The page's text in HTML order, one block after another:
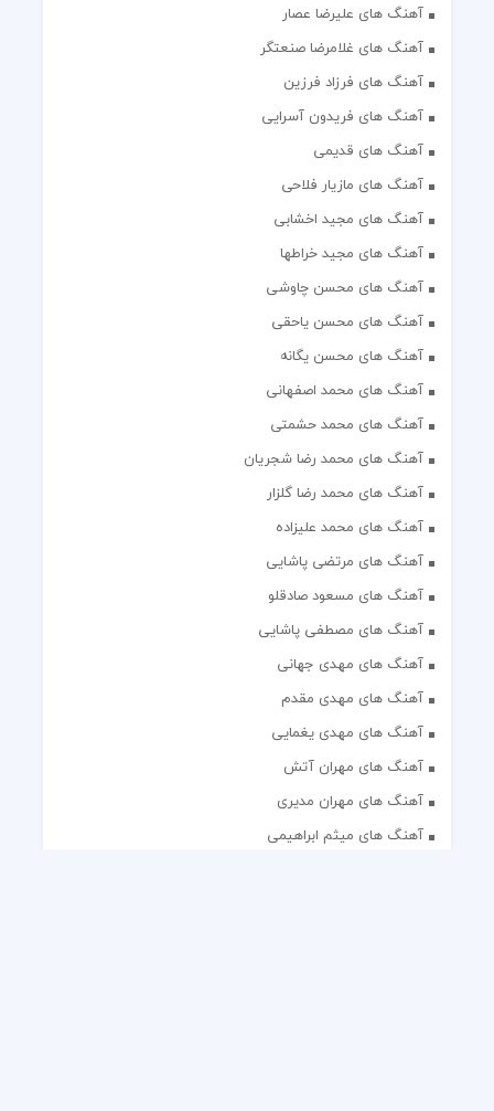
آهنگ های علیرضا عصار
آهنگ های غلامرضا صنعتگر
آهنگ های فرزاد فرزین
آهنگ های فریدون آسرایی
آهنگ های قدیمی
آهنگ های مازیار فلاحی
آهنگ های مجید اخشابی
آهنگ های مجید خراطها
آهنگ های محسن چاوشی
آهنگ های محسن یاحقی
آهنگ های محسن یگانه
آهنگ های محمد اصفهانی
آهنگ های محمد حشمتی
آهنگ های محمد رضا شجریان
آهنگ های محمد رضا گلزار
آهنگ های محمد علیزاده
آهنگ های مرتضی پاشایی
آهنگ های مسعود صادقلو
آهنگ های مصطفی پاشایی
آهنگ های مهدی جهانی
آهنگ های مهدی مقدم
آهنگ های مهدی یغمایی
آهنگ های مهران آتش
آهنگ های مهران مدیری
آهنگ های میثم ابراهیمی